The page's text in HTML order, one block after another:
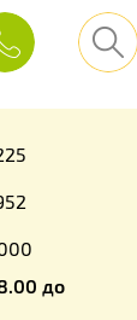
до